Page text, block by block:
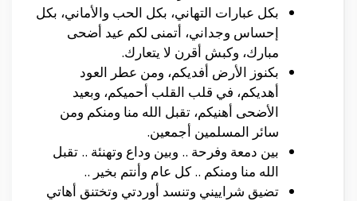
بكل عبارات التهاني، بكل الحب والأماني، بكل
إحساس وجداني، أتمنى لكم عيد أضحى
مبارك، وكبش أقرن لا يتعارك.
بكنوز الأرض أفديكم، ومن عطر العود
أهديكم، في قلب القلب أحميكم، وبعيد
الأضحى أهنيكم، تقبل الله منا ومنكم ومن
سائر المسلمين أجمعين.
بين دمعة وفرحة .. وبين وداع وتهنئة .. تقبل
الله منا ومنكم .. كل عام وأنتم بخير ..
تضيق شراييني وتنسد أوردتي وتختنق أهاتي